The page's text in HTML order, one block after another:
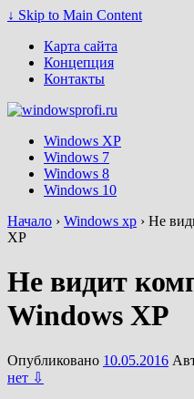
↓ Skip to Main Content
Карта сайта
Концепция
Контакты
Windows XP
Windows 7
Windows 8
Windows 10
Начало › Windows xp › Не
XP
Не видит
Windows XP
Опубликовано 10.05.2016
нет ⇩